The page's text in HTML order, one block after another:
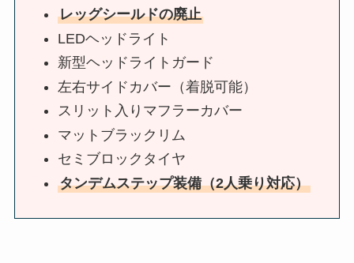
レッグシールドの廃止
LEDヘッドライト
新型ヘッドライトガード
左右サイドカバー（着脱可能）
スリット入りマフラーカバー
マットブラックリム
セミブロックタイヤ
タンデムステップ装備（2人乗り対応）